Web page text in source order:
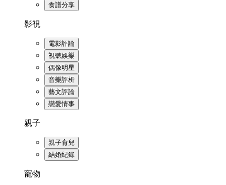
食譜分享
影視
電影評論
視聽娛樂
偶像明星
音樂評析
藝文評論
戀愛情事
親子
親子育兒
結婚紀錄
寵物